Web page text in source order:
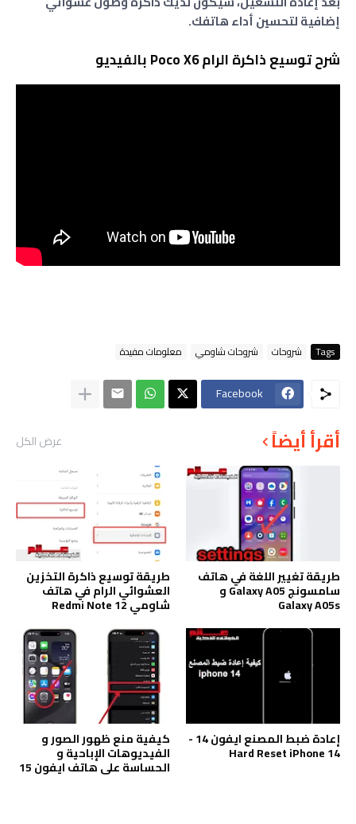
إضافية لتحسين أداء هاتفك.
شرح توسيع ذاكرة الرام Poco X6 بالفيديو
Tags شروحات شروحات شاومي معلومات مفيدة
Facebook
أقرأ أيضاً عرض الكل
طريقة تغيير اللغة في هاتف
سامسونج Galaxy A05 و
Galaxy A05s
طريقة توسيع ذاكرة التخزين
العشوائي الرام في هاتف
شاومي Redmi Note 12
إعادة ضبط المصنع ايفون 14 -
Hard Reset iPhone 14
كيفية منع ظهور الصور و
الفيديوهات الإباحية و
الحساسة على هاتف ايفون 15